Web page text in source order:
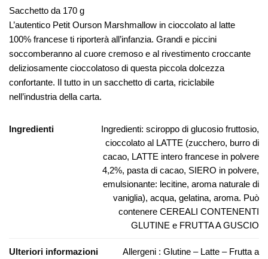
Sacchetto da 170 g
L’autentico Petit Ourson Marshmallow in cioccolato al latte
100% francese ti riporterà all’infanzia. Grandi e piccini
soccomberanno al cuore cremoso e al rivestimento croccante
deliziosamente cioccolatoso di questa piccola dolcezza
confortante. Il tutto in un sacchetto di carta, riciclabile
nell’industria della carta.
Ingredienti
Ingredienti: sciroppo di glucosio fruttosio,
cioccolato al LATTE (zucchero, burro di
cacao, LATTE intero francese in polvere
4,2%, pasta di cacao, SIERO in polvere,
emulsionante: lecitine, aroma naturale di
vaniglia), acqua, gelatina, aroma. Può
contenere CEREALI CONTENENTI
GLUTINE e FRUTTA A GUSCIO
Ulteriori informazioni
Allergeni : Glutine – Latte – Frutta a